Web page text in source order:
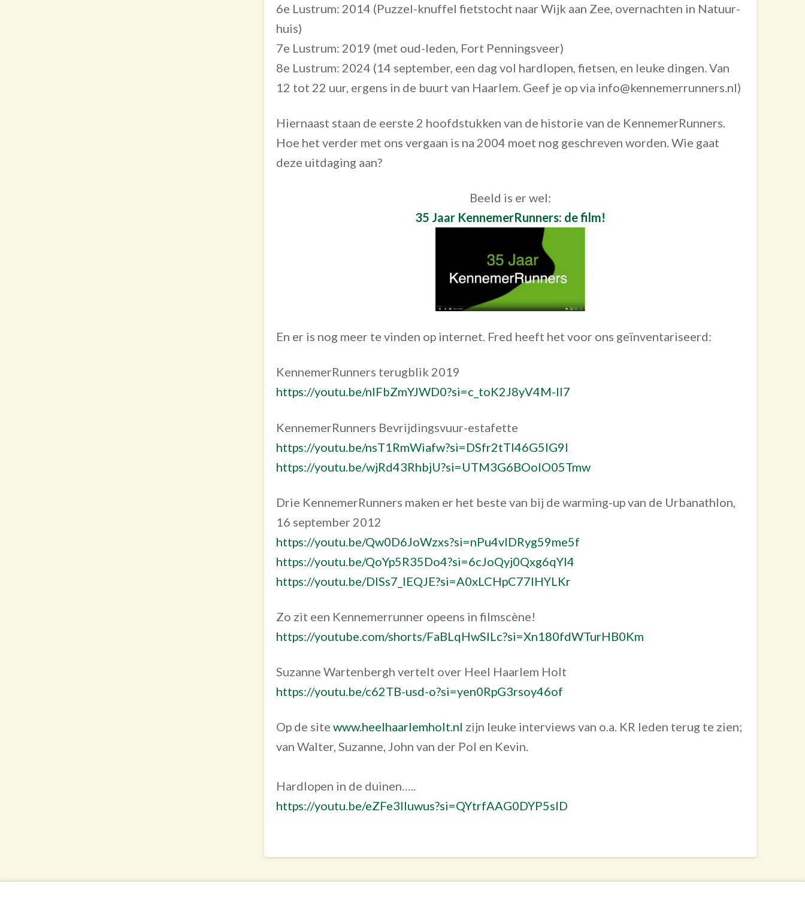
6e Lustrum: 2014 (Puzzel-knuffel fietstocht naar Wijk aan Zee, overnachten in Natuur-
huis)
7e Lustrum: 2019 (met oud-leden, Fort Penningsveer)
8e Lustrum: 2024 (14 september, een dag vol hardlopen, fietsen, en leuke dingen. Van
12 tot 22 uur, ergens in de buurt van Haarlem. Geef je op via info@kennemerrunners.nl)
Hiernaast staan de eerste 2 hoofdstukken van de historie van de KennemerRunners.
Hoe het verder met ons vergaan is na 2004 moet nog geschreven worden. Wie gaat
deze uitdaging aan?
Beeld is er wel:
35 Jaar KennemerRunners: de film!
En er is nog meer te vinden op internet. Fred heeft het voor ons geïnventariseerd:
KennemerRunners terugblik 2019
https://youtu.be/nlFbZmYJWD0?si=c_toK2J8yV4M-Il7
KennemerRunners Bevrijdingsvuur-estafette
https://youtu.be/nsT1RmWiafw?si=DSfr2tTl46G5lG9I
https://youtu.be/wjRd43RhbjU?si=UTM3G6BOolO05Tmw
Drie KennemerRunners maken er het beste van bij de warming-up van de Urbanathlon,
16 september 2012
https://youtu.be/Qw0D6JoWzxs?si=nPu4vlDRyg59me5f
https://youtu.be/QoYp5R35Do4?si=6cJoQyj0Qxg6qYI4
https://youtu.be/DISs7_IEQJE?si=A0xLCHpC77IHYLKr
Zo zit een Kennemerrunner opeens in filmscène!
https://youtube.com/shorts/FaBLqHwSILc?si=Xn180fdWTurHB0Km
Suzanne Wartenbergh vertelt over Heel Haarlem Holt
https://youtu.be/c62TB-usd-o?si=yen0RpG3rsoy46of
Op de site www.heelhaarlemholt.nl zijn leuke interviews van o.a. KR leden terug te zien;
van Walter, Suzanne, John van der Pol en Kevin.
Hardlopen in de duinen…..
https://youtu.be/eZFe3Iluwus?si=QYtrfAAG0DYP5sID